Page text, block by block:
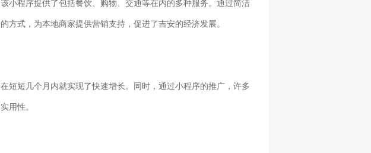
小程序提供了包括餐饮、购物、交通等在内的多种服务。通过简洁
式，为本地商家提供营销支持，促进了吉安的经济发展。
短短几个月内就实现了快速增长。同时，通过小程序的推广，许多
用性。